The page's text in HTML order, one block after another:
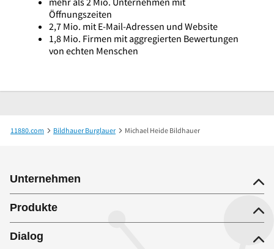
Öffnungszeiten
2,7 Mio. mit E-Mail-Adressen und Website
1,8 Mio. Firmen mit aggregierten Bewertungen
von echten Menschen
11880.com Bildhauer Burglauer Michael Heide Bildhauer
Unternehmen
Produkte
Dialog